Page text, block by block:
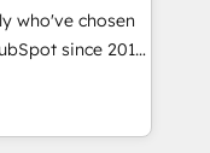
growth driven
who've chosen
since 2014
value...
fixing existing